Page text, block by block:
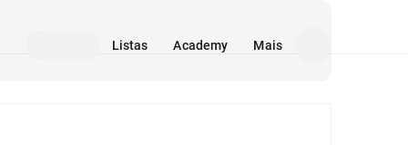
Listas Academy Mais